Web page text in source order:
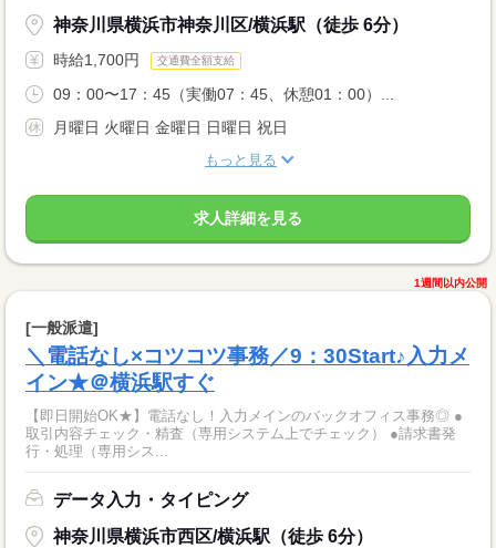
神奈川県横浜市神奈川区/横浜駅（徒歩 6分）
時給1,700円 交通費全額支給
09：00〜17：45（実働07：45、休憩01：00）...
月曜日 火曜日 金曜日 日曜日 祝日
もっと見る
求人詳細を見る
1週間以内公開
[一般派遣]
＼電話なし×コツコツ事務／9：30Start♪入力メ
イン★＠横浜駅すぐ
【即日開始OK★】電話なし！入力メインのバックオフィス事務◎ ●
取引内容チェック・精査（専用システム上でチェック） ●請求書発
行・処理（専用シス...
データ入力・タイピング
神奈川県横浜市西区/横浜駅（徒歩 6分）